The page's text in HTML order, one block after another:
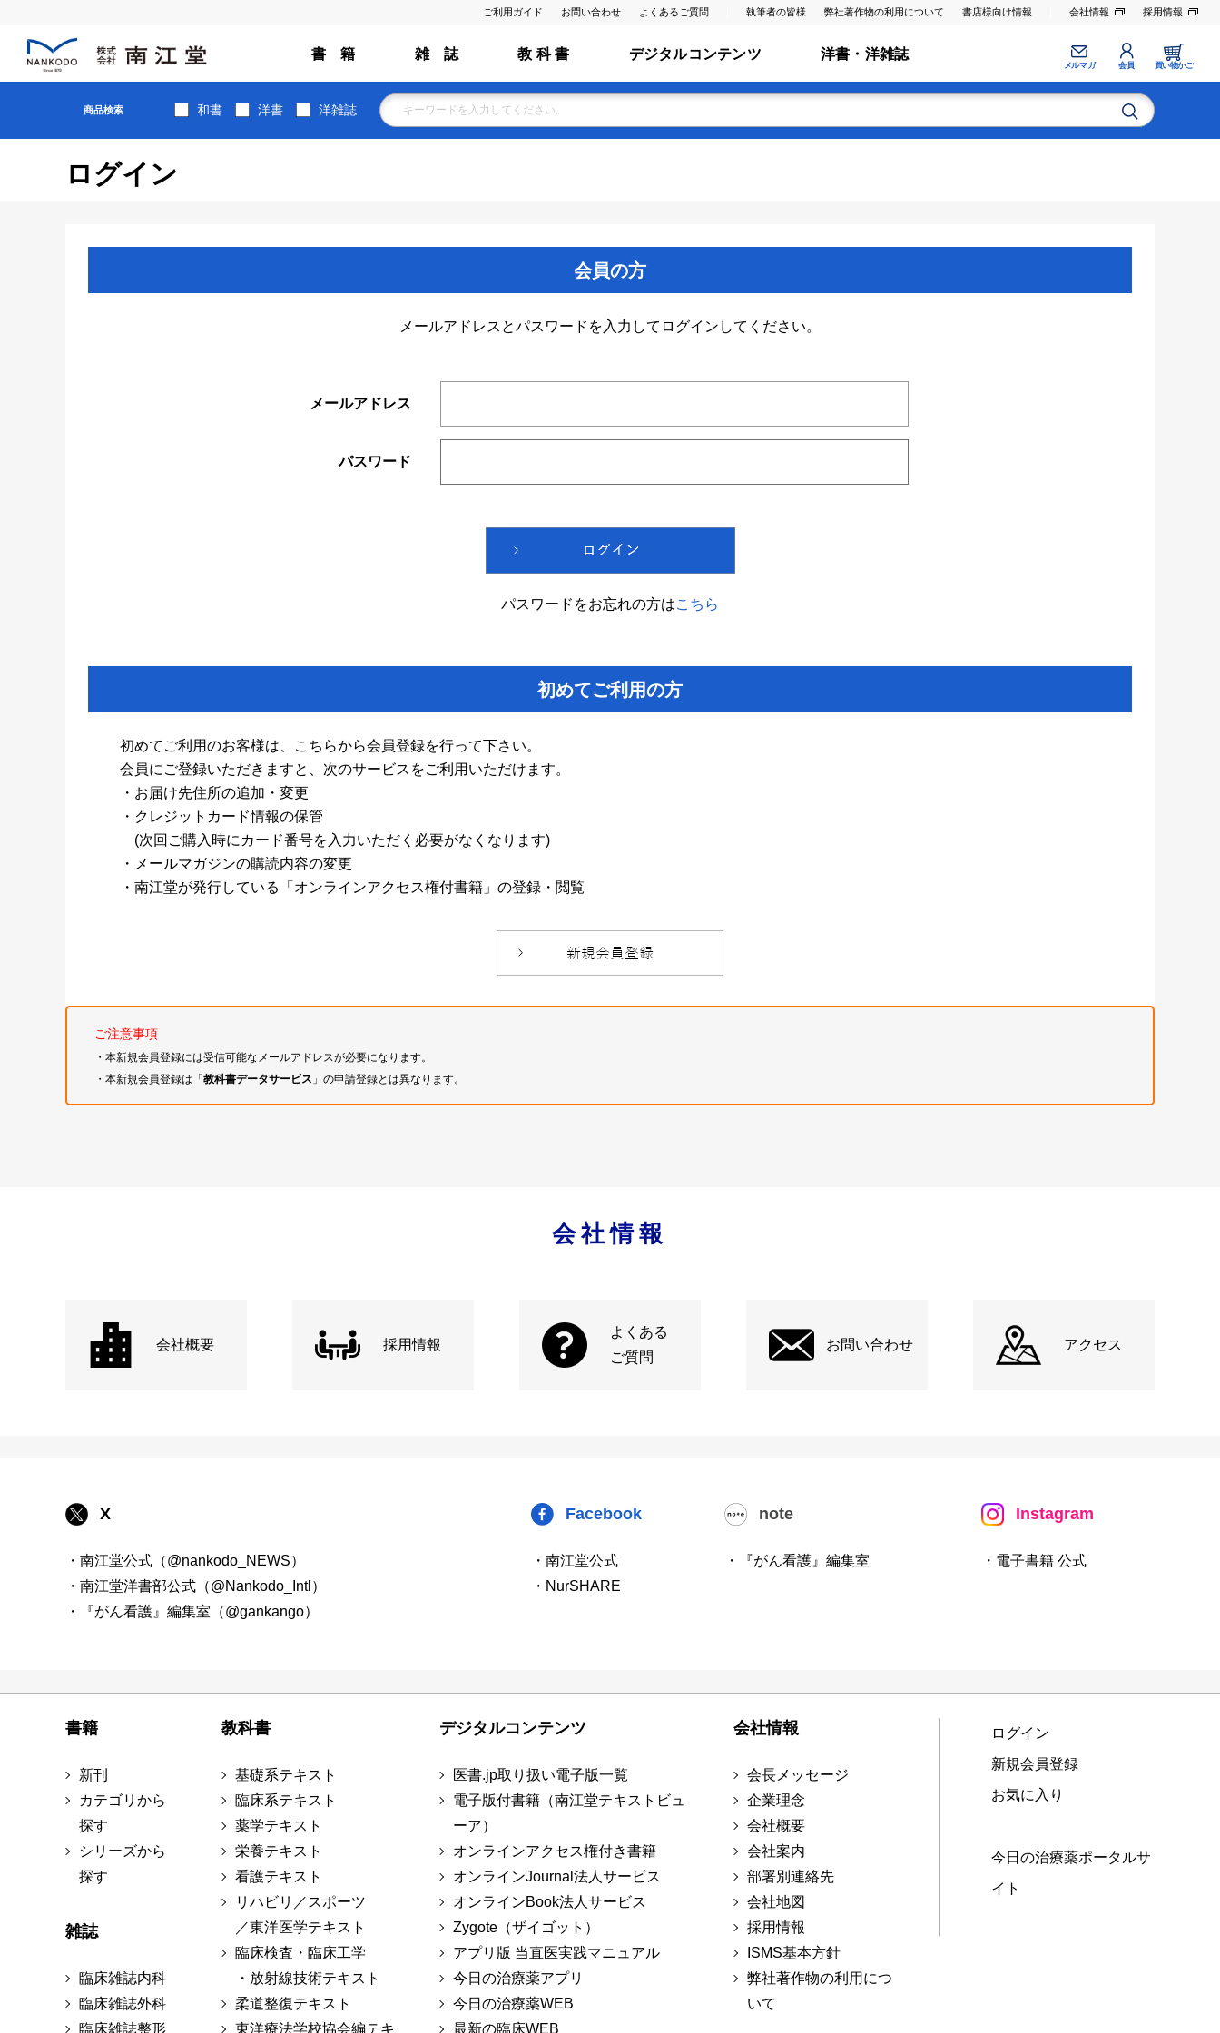
ご利用ガイド お問い合わせ よくあるご質問 執筆者の皆様 弊社著作物の利用について 書店様向け情報 会社情報 採用情報
書 籍 雑 誌 教 科 書 デジタルコンテンツ 洋書・洋雑誌
メルマガ 会員 買い物かご
商品検索 和書 洋書 洋雑誌
ログイン
会員の方
メールアドレスとパスワードを入力してログインしてください。
メールアドレス
パスワード
パスワードをお忘れの方はこちら
初めてご利用の方
初めてご利用のお客様は、こちらから会員登録を行って下さい。
会員にご登録いただきますと、次のサービスをご利用いただけます。
・お届け先住所の追加・変更
・クレジットカード情報の保管
(次回ご購入時にカード番号を入力いただく必要がなくなります)
・メールマガジンの購読内容の変更
・南江堂が発行している「オンラインアクセス権付書籍」の登録・閲覧
ご注意事項
・本新規会員登録には受信可能なメールアドレスが必要になります。
・本新規会員登録は「教科書データサービス 」の申請登録とは異なります。
会社情報
会社概要 採用情報
よくある
ご質問
お問い合わせ アクセス
X
・南江堂公式（@nankodo_NEWS）
・南江堂洋書部公式（@Nankodo_Intl）
・『がん看護』編集室（@gankango）
Facebook
・南江堂公式
・NurSHARE
note
・『がん看護』編集室
Instagram
・電子書籍 公式
書籍
新刊
カテゴリから
探す
シリーズから
探す
雑誌
臨床雑誌内科
臨床雑誌外科
臨床雑誌整形
教科書
基礎系テキスト
臨床系テキスト
薬学テキスト
栄養テキスト
看護テキスト
リハビリ／スポーツ
／東洋医学テキスト
臨床検査・臨床工学
・放射線技術テキスト
柔道整復テキスト
東洋療法学校協会編テキ
デジタルコンテンツ
医書.jp取り扱い電子版一覧
電子版付書籍（南江堂テキストビュ
ーア）
オンラインアクセス権付き書籍
オンラインJournal法人サービス
オンラインBook法人サービス
Zygote（ザイゴット）
アプリ版 当直医実践マニュアル
今日の治療薬アプリ
今日の治療薬WEB
最新の臨床WEB
会社情報
会長メッセージ
企業理念
会社概要
会社案内
部署別連絡先
会社地図
採用情報
ISMS基本方針
弊社著作物の利用につ
いて
ログイン
新規会員登録
お気に入り
今日の治療薬ポータルサ
イト